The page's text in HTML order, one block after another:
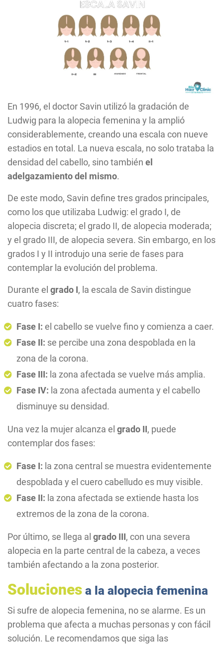
En 1996, el doctor Savin utilizó la gradación de
Ludwig para la alopecia femenina y la amplió
considerablemente, creando una escala con nueve
estadios en total. La nueva escala, no solo trataba la
densidad del cabello, sino también el
adelgazamiento del mismo.
De este modo, Savin define tres grados principales,
como los que utilizaba Ludwig: el grado I, de
alopecia discreta; el grado II, de alopecia moderada;
y el grado III, de alopecia severa. Sin embargo, en los
grados I y II introdujo una serie de fases para
contemplar la evolución del problema.
Durante el grado I, la escala de Savin distingue
cuatro fases:
Fase I: el cabello se vuelve fino y comienza a caer.
Fase II: se percibe una zona despoblada en la
zona de la corona.
Fase III: la zona afectada se vuelve más amplia.
Fase IV: la zona afectada aumenta y el cabello
disminuye su densidad.
Una vez la mujer alcanza el grado II, puede
contemplar dos fases:
Fase I: la zona central se muestra evidentemente
despoblada y el cuero cabelludo es muy visible.
Fase II: la zona afectada se extiende hasta los
extremos de la zona de la corona.
Por último, se llega al grado III, con una severa
alopecia en la parte central de la cabeza, a veces
también afectando a la zona posterior.
Soluciones a la alopecia femenina
Si sufre de alopecia femenina, no se alarme. Es un
problema que afecta a muchas personas y con fácil
solución. Le recomendamos que siga las